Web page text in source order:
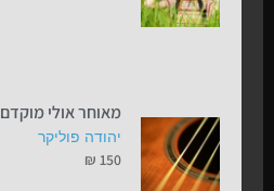
מאוחר אולי מוקדם
יהודה פוליקר
₪ 150